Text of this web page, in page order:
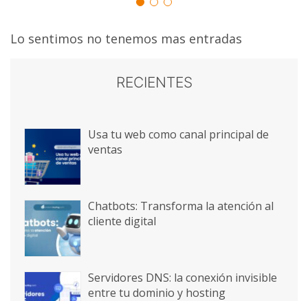
Lo sentimos no tenemos mas entradas
RECIENTES
Usa tu web como canal principal de
ventas
Chatbots: Transforma la atención al
cliente digital
Servidores DNS: la conexión invisible
entre tu dominio y hosting